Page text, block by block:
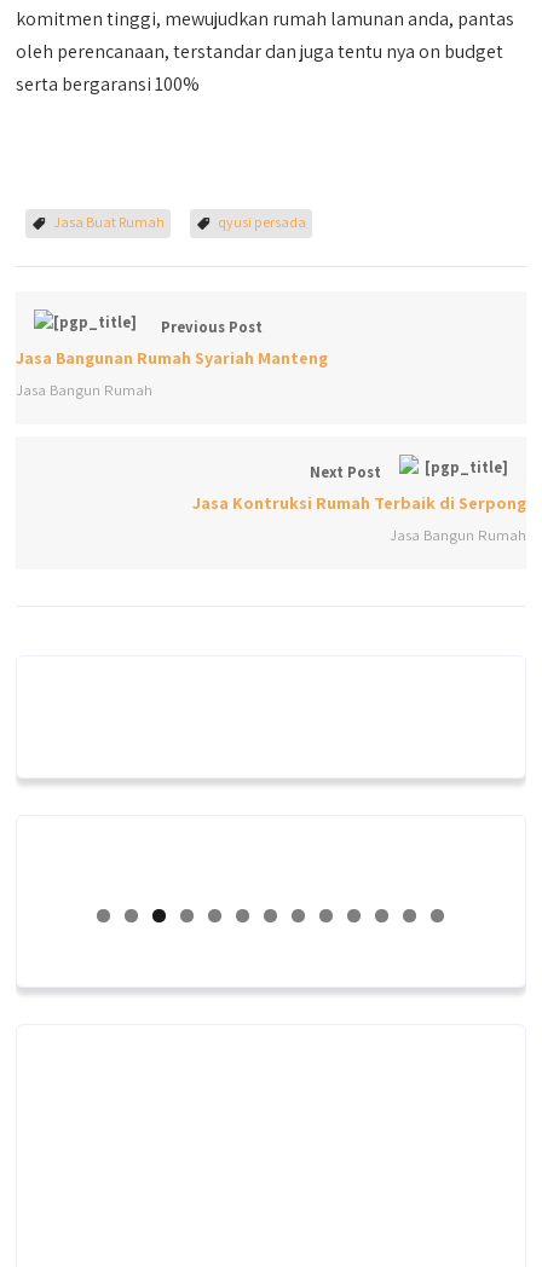
komitmen tinggi, mewujudkan rumah lamunan anda, pantas
oleh perencanaan, terstandar dan juga tentu nya on budget
serta bergaransi 100%
Jasa Buat Rumah qyusi persada
Previous Post
Jasa Bangunan Rumah Syariah Manteng
Jasa Bangun Rumah
Next Post
Jasa Kontruksi Rumah Terbaik di Serpong
Jasa Bangun Rumah